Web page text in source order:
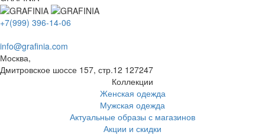
+7(999) 396-14-06
info@grafinia.com
Москва,
Дмитровское шоссе 157, стр.12 127247
Коллекции
Женская одежда
Мужская одежда
Актуальные образы с магазинов
Акции и скидки